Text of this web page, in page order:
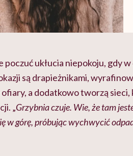
poczuć ukłucia niepokoju, gdy
są drapieżnikami,
a dodatkowo tworzą
„Grzybnia czuje. Wie, że tam
w górę, próbując wychwycić